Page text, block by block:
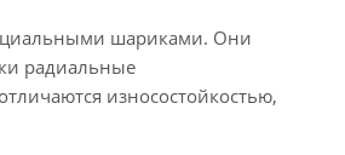
шариками. Они
радиальные
износостойкостью,